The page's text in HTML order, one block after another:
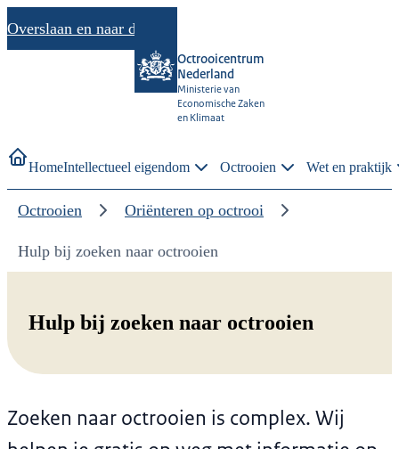
Overslaan en naar de inhoud gaan
Octrooicentrum
Nederland
Ministerie van
Economische Zaken
en Klimaat
HomeIntellectueel eigendom Octrooien Wet en praktijk
Octrooien Oriënteren op octrooi
Hulp bij zoeken naar octrooien
Hulp bij zoeken naar octrooien
Zoeken naar octrooien is complex. Wij